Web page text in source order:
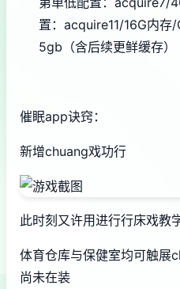
置​ ：acquire11/16G内存
5gb（含后续更鲜缓存）
催眠app诀窍：
新增chuang戏功行
此时刻又许用进行行床戏教
体育仓库与保健室均可触展
尚未在装